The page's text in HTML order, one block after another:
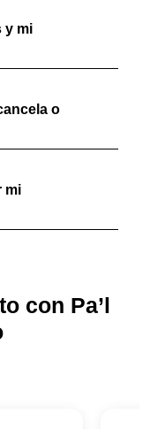
y mi
o
mi
con Pa’l